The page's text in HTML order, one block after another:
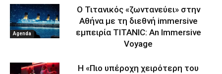
Agenda
Ο Τιτανικός «ζωντανεύει» στην
Αθήνα με τη διεθνή immersive
εμπειρία TITANIC: An Immersive
Voyage
Η «Πιο υπέροχη χειρότερη του